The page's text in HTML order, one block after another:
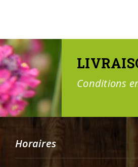
Conditions
Horaires